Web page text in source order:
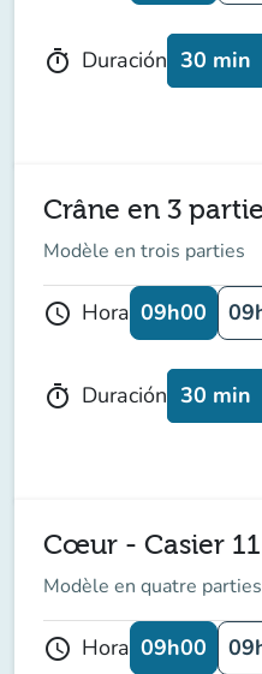
timer Duración 30 min
Crâne en 3
Modèle en trois parties
schedule Hora 09h00
timer Duración 30 min
Cœur - Casier 11
Modèle en quatre
schedule Hora 09h00